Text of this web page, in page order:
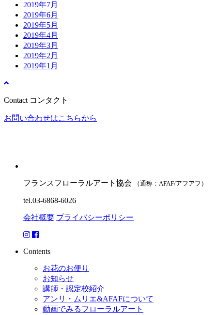
2019年7月
2019年6月
2019年5月
2019年4月
2019年3月
2019年2月
2019年1月
Contact コンタクト
お問い合わせはこちらから
フランスフローラルアート協会 （通称：AFAF/アフアフ）
tel.03-6868-6026
会社概要 プライバシーポリシー
Contents
お花のお便り
お知らせ
講師・認定校紹介
アンリ・ムリエ&AFAFについて
動画でみるフローラルアート